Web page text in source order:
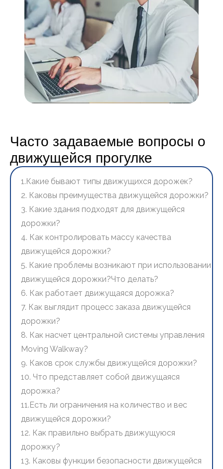
Часто задаваемые вопросы о
движущейся прогулке
1.Какие бывают типы движущихся дорожек?
2. Каковы преимущества движущейся дорожки?
3. Какие здания подходят для движущейся
дорожки?
4. Как контролировать массу качества
движущейся дорожки?
5. Какие проблемы возникают при использовании
движущейся дорожки?Что делать?
6. Как работает движущаяся дорожка?
7. Как выглядит процесс заказа движущейся
дорожки?
8. Как насчет центральной системы управления
Moving Walkway?
9. Каков срок службы движущейся дорожки?
10. Что представляет собой движущаяся
дорожка?
11.Есть ли ограничения на количество и вес
движущейся дорожки?
12. Как правильно выбрать движущуюся
дорожку?
13. Каковы функции безопасности движущейся